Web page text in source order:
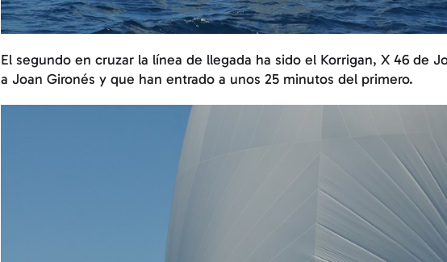
El segundo en cruzar la línea de llegada ha sido el Korrigan, X 46 de
a Joan Gironés y que han entrado a unos 25 minutos del primero.